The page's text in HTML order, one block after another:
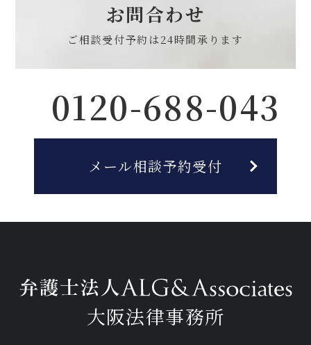
お問合わせ
ご相談受付予約は24時間承ります
0120-688-043
メール相談予約受付
大阪法律事務所